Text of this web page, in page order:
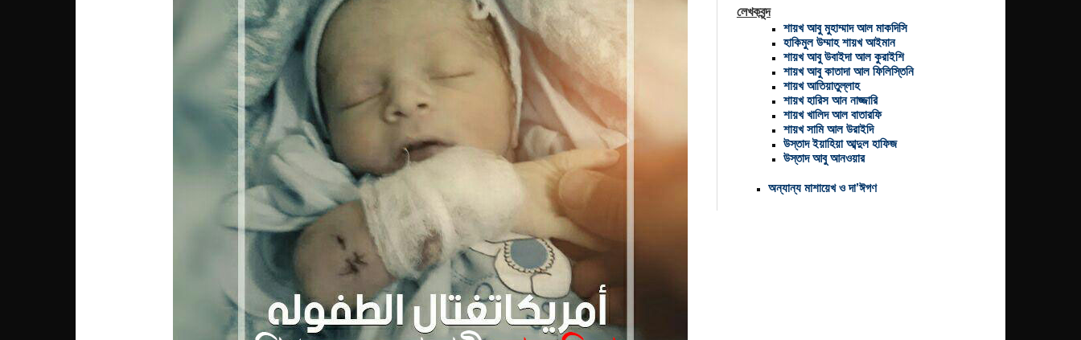
লেখকবৃন্দ
শায়খ আবু মুহাম্মাদ আল মাকদিসি
হাকিমুল উম্মাহ শায়খ আইমান
শায়খ আবু উবাইদা আল কুরাইশি
শায়খ আবু কাতাদা আল ফিলিস্তিনি
শায়খ আতিয়াতুল্লাহ
শায়খ হারিস আন নাজ্জারি
শায়খ খালিদ আল বাতারফি
শায়খ সামি আল উরাইদি
উস্তাদ ইয়াহিয়া আব্দুল হাফিজ
উস্তাদ আবু আনওয়ার
অন্যান্য মাশায়েখ ও দা’ঈগণ